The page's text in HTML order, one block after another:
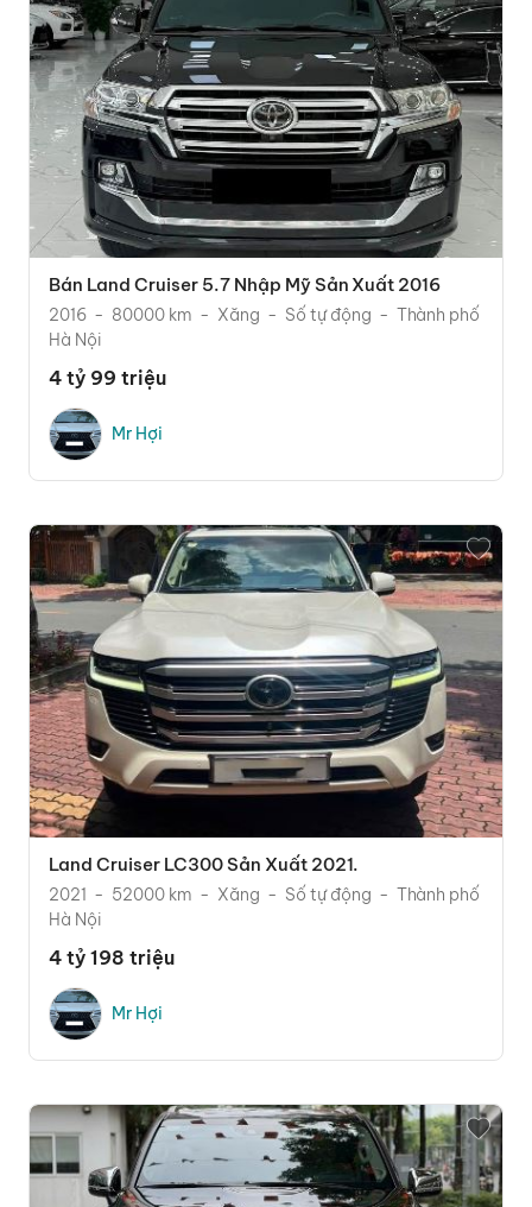
Bán Land Cruiser 5.7 Nhập Mỹ Sản Xuất 2016
2016 80000 km Xăng Số tự động
Thành phố
Hà Nội
4 tỷ 99 triệu
Mr Hợi
Land Cruiser LC300 Sản Xuất 2021.
2021 52000 km Xăng Số tự động
Thành phố
Hà Nội
4 tỷ 198 triệu
Mr Hợi